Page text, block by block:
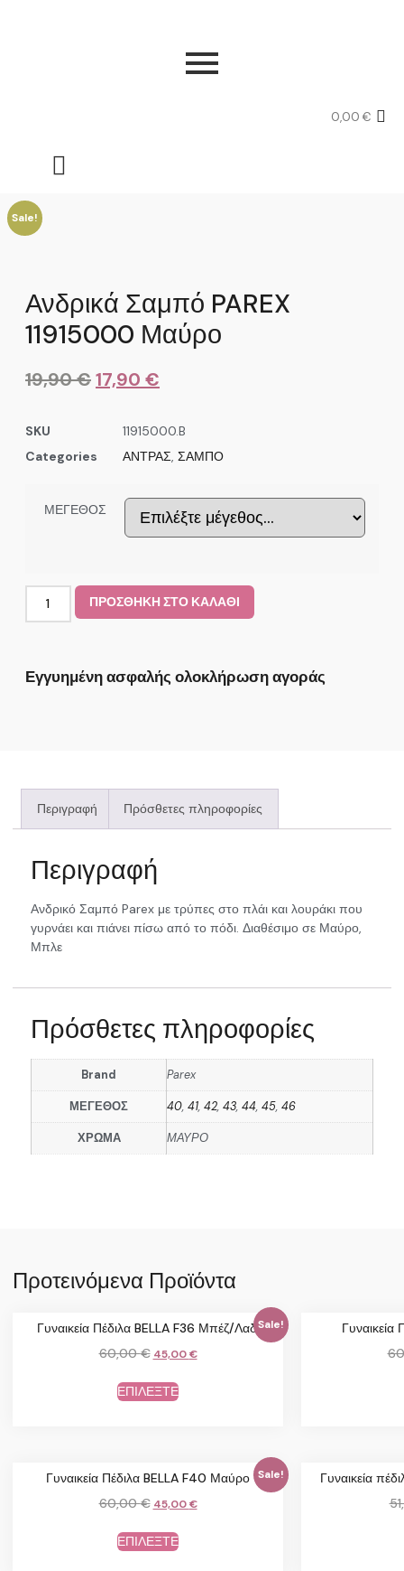
0,00€
Sale!
Ανδρικά Σαμπό PAREX
11915000 Μαύρο
19,90€17,90 €
SKU
11915000.B
Categories
ΑΝΤΡΑΣ, ΣΑΜΠΟ
ΜΕΓΕΘΟΣ
ΠΡΟΣΘΗΚΗ ΣΤΟ ΚΑΛΑΘΙ
Εγγυημένη ασφαλής ολοκλήρωση αγοράς
Περιγραφή Πρόσθετες πληροφορίες
Περιγραφή
Ανδρικό Σαμπό Parex με τρύπες στο πλάι και λουράκι που
γυρνάει και πιάνει πίσω από το πόδι. Διαθέσιμο σε Μαύρο,
Μπλε
Πρόσθετες πληροφορίες
Brand Parex
ΜΕΓΕΘΟΣ 40, 41, 42, 43, 44, 45, 46
ΧΡΩΜΑ ΜΑΥΡΟ
Προτεινόμενα Προϊόντα
Sale!
Γυναικεία Πέδιλα BELLA F36 Μπέζ/Λαδί
60,00€ 45,00€
ΕΠΙΛΕΞΤΕ
Γυναικεία
Sale!
Γυναικεία Πέδιλα BELLA F40 Μαύρο
60,00€ 45,00€
ΕΠΙΛΕΞΤΕ
Γυναικεία